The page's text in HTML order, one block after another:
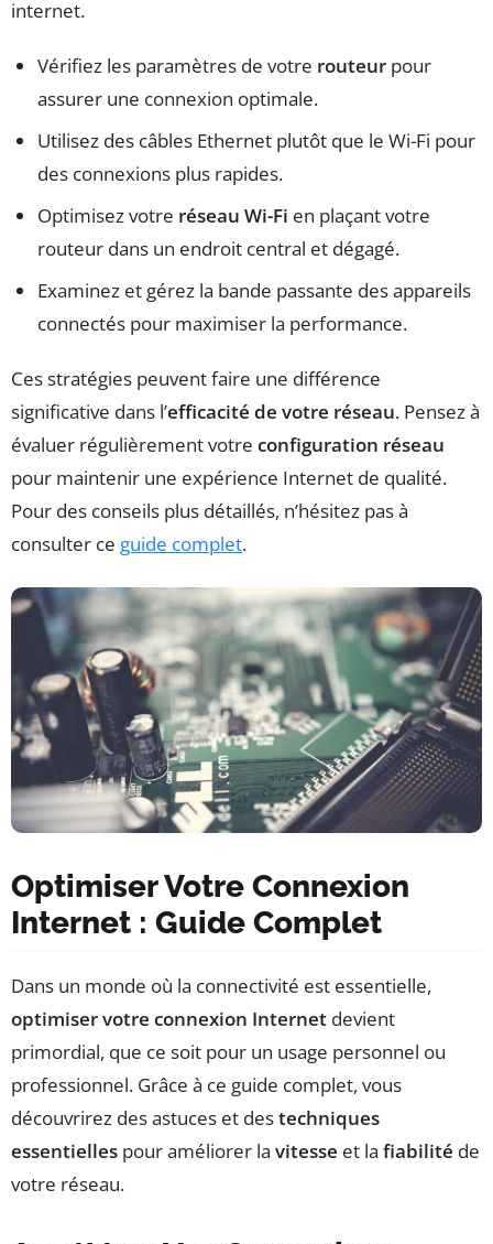
internet.
Vérifiez les paramètres de votre routeur pour
assurer une connexion optimale.
Utilisez des câbles Ethernet plutôt que le Wi-Fi pour
des connexions plus rapides.
Optimisez votre réseau Wi-Fi en plaçant votre
routeur dans un endroit central et dégagé.
Examinez et gérez la bande passante des appareils
connectés pour maximiser la performance.
Ces stratégies peuvent faire une différence
significative dans l’efficacité de votre réseau. Pensez à
évaluer régulièrement votre configuration réseau
pour maintenir une expérience Internet de qualité.
Pour des conseils plus détaillés, n’hésitez pas à
consulter ce guide complet.
Optimiser Votre Connexion
Internet : Guide Complet
Dans un monde où la connectivité est essentielle,
optimiser votre connexion Internet devient
primordial, que ce soit pour un usage personnel ou
professionnel. Grâce à ce guide complet, vous
découvrirez des astuces et destechniques
essentielles pour améliorer la vitesse et la fiabilité de
votre réseau.